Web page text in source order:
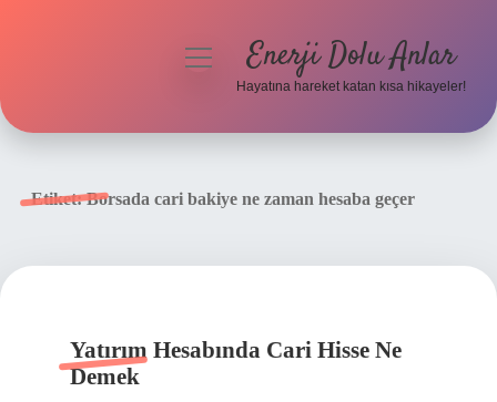
menüyüEnerji Dolu Anlar
Hayatına hareket katan kısa hikayeler!
Etiket:Borsada cari bakiye ne zaman hesaba geçer
Yatırım Hesabında Cari Hisse Ne
Demek